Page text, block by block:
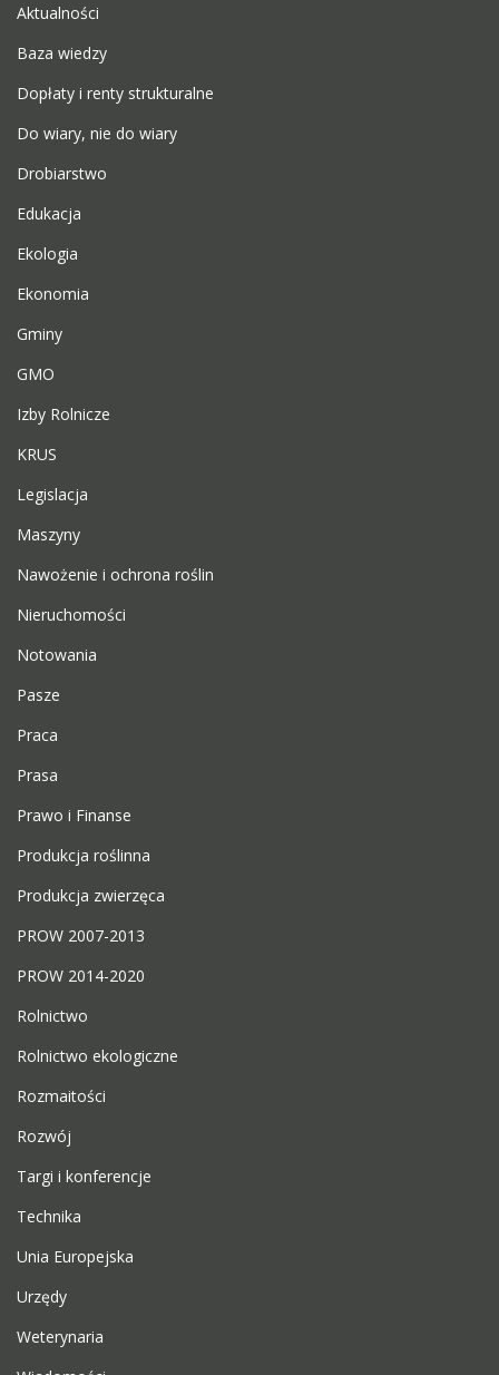
Aktualności
Baza wiedzy
Dopłaty i renty strukturalne
Do wiary, nie do wiary
Drobiarstwo
Edukacja
Ekologia
Ekonomia
Gminy
GMO
Izby Rolnicze
KRUS
Legislacja
Maszyny
Nawożenie i ochrona roślin
Nieruchomości
Notowania
Pasze
Praca
Prasa
Prawo i Finanse
Produkcja roślinna
Produkcja zwierzęca
PROW 2007-2013
PROW 2014-2020
Rolnictwo
Rolnictwo ekologiczne
Rozmaitości
Rozwój
Targi i konferencje
Technika
Unia Europejska
Urzędy
Weterynaria